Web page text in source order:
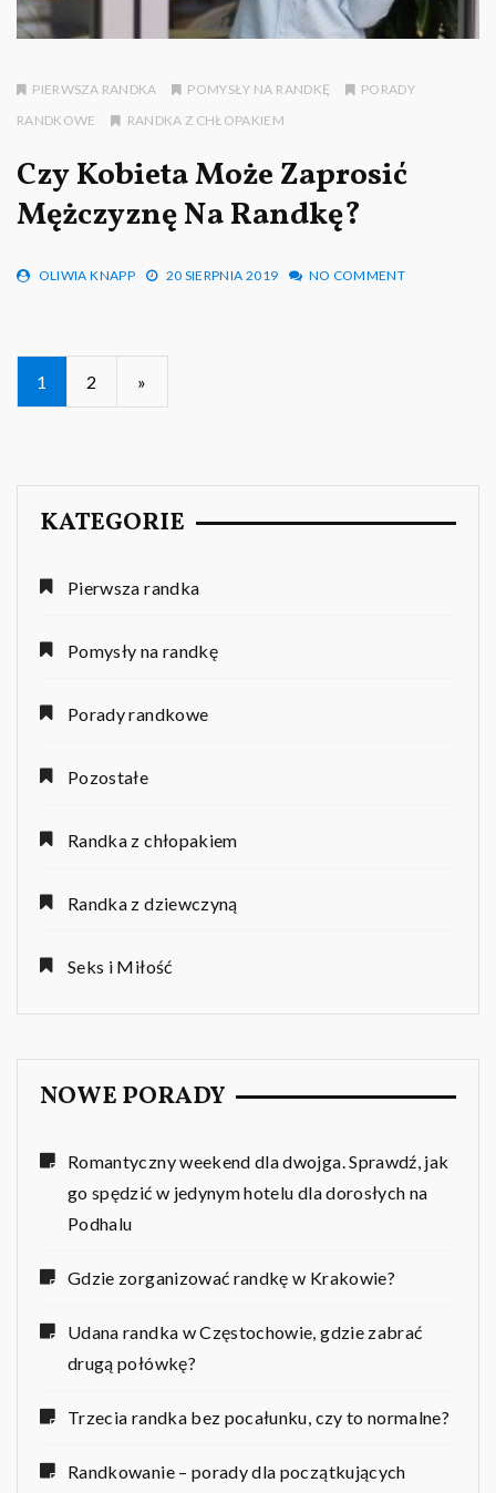
PIERWSZA RANDKA POMYSŁY NA RANDKĘ
PORADY
RANDKOWE
RANDKA Z CHŁOPAKIEM
Czy Kobieta Może Zaprosić
Mężczyznę Na Randkę?
OLIWIA KNAPP 20 SIERPNIA 2019 NO COMMENT
Nawigacja
po
1 2 »
KATEGORIE
Pierwsza randka
Pomysły na randkę
Porady randkowe
Pozostałe
Randka z chłopakiem
Randka z dziewczyną
Seks i Miłość
NOWE PORADY
Romantyczny weekend dla dwojga. Sprawdź, jak
go spędzić w jedynym hotelu dla dorosłych na
Podhalu
Gdzie zorganizować randkę w Krakowie?
Udana randka w Częstochowie, gdzie zabrać
drugą połówkę?
Trzecia randka bez pocałunku, czy to normalne?
Randkowanie – porady dla początkujących